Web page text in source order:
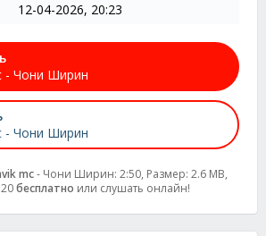
12-04-2026, 20:23
- Чони Ширин
- Чони Ширин
mc- Чони Ширин: 2:50, Размер: 2.6 MB,
бесплатно или слушать онлайн!